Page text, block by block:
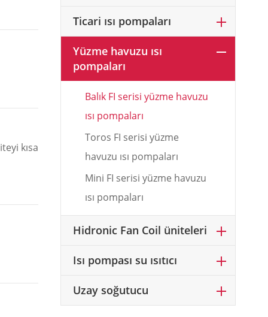
kısa
Ticari ısı pompaları
Yüzme havuzu ısı
pompaları
Balık FI serisi yüzme havuzu
ısı pompaları
Toros FI serisi yüzme
havuzu ısı pompaları
Mini FI serisi yüzme havuzu
ısı pompaları
Hidronic Fan Coil üniteleri
Isı pompası su ısıtıcı
Uzay soğutucu